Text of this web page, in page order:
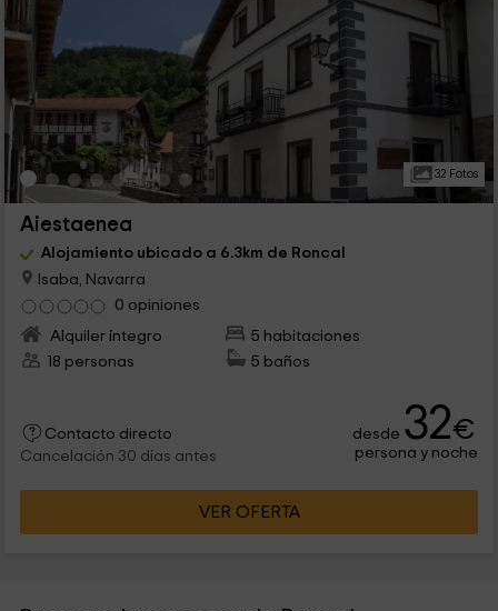
32 Fotos
Aiestaenea
Alojamiento ubicado a 6.3km de Roncal
Isaba, Navarra
0 opiniones
Alquiler íntegro
5 habitaciones
18 personas
5 baños
Contacto directo
Cancelación 30 días antes
desde 32€
persona y noche
VER OFERTA